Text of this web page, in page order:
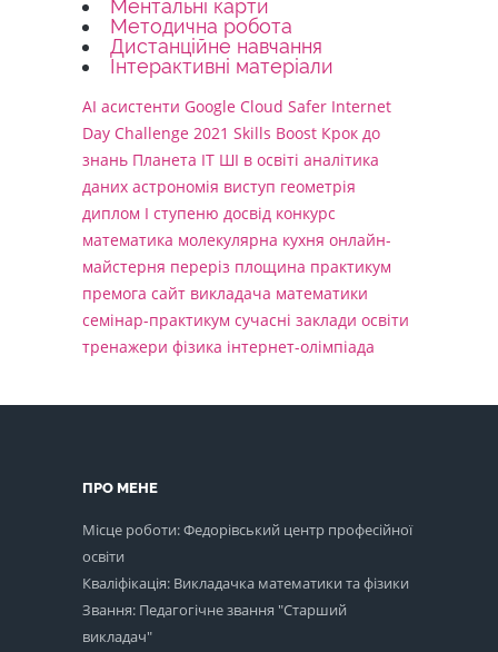
Ментальні карти
Методична робота
Дистанційне навчання
Інтерактивні матеріали
AI асистенти Google Cloud Safer Internet
Day Challenge 2021 Skills Boost Крок до
знань Планета ІТ ШІ в освіті аналітика
даних астрономія виступ геометрія
диплом І ступеню досвід конкурс
математика молекулярна кухня онлайн-
майстерня переріз площина практикум
премога сайт викладача математики
семінар-практикум сучасні заклади освіти
тренажери фізика інтернет-олімпіада
ПРО МЕНЕ
Місце роботи: Федорівський центр професійної
освіти
Кваліфікація: Викладачка математики та фізики
Звання: Педагогічне звання "Старший
викладач"